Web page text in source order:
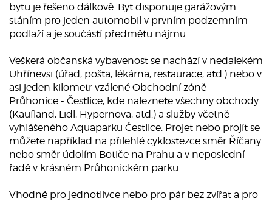
bytu je řešeno dálkově. Byt disponuje garážovým
stáním pro jeden automobil v prvním podzemním
podlaží a je součástí předmětu nájmu.
Veškerá občanská vybavenost se nachází v nedalekém
Uhřínevsi (úřad, pošta, lékárna, restaurace, atd.) nebo v
asi jeden kilometr vzálené Obchodní zóně -
Průhonice - Čestlice, kde naleznete všechny obchody
(Kaufland, Lidl, Hypernova, atd.) a služby včetně
vyhlášeného Aquaparku Čestlice. Projet nebo projít se
můžete například na přilehlé cyklostezce směr Říčany
nebo směr údolím Botiče na Prahu a v neposlední
řadě v krásném Průhonickém parku.
Vhodné pro jednotlivce nebo pro pár bez zvířat a pro